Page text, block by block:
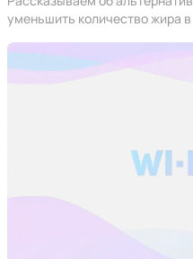
уменьшить количество жира в